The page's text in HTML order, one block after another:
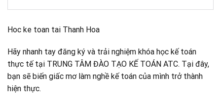
Hoc ke toan tai Thanh Hoa
Hãy nhanh tay đăng ký và trải nghiệm khóa học kế toán
thực tế tại TRUNG TÂM ĐÀO TẠO KẾ TOÁN ATC. Tại đây,
bạn sẽ biến giấc mơ làm nghề kế toán của mình trở thành
hiện thực.